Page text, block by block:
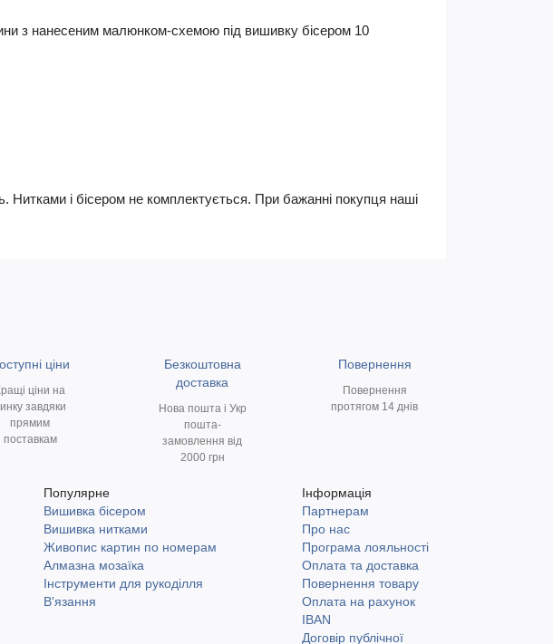
з нанесеним малюнком-схемою під вишивку бісером 10
Нитками і бісером не комплектується. При бажанні покупця наші
ціни
ціни на
завдяки
прямим
поставкам
Безкоштовна
доставка
Нова пошта і Укр
пошта-
замовлення від
2000 грн
Повернення
Повернення
протягом 14 днів
Популярне
Вишивка бісером
Вишивка нитками
Живопис картин по номерам
Алмазна мозаїка
Інструменти для рукоділля
В'язання
Інформація
Партнерам
Про нас
Програма лояльності
Оплата та доставка
Повернення товару
Оплата на рахунок
IBAN
Договір публічної